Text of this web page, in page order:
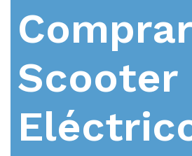
Comprar
Scooter